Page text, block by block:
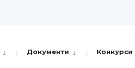
Документи Конкурси